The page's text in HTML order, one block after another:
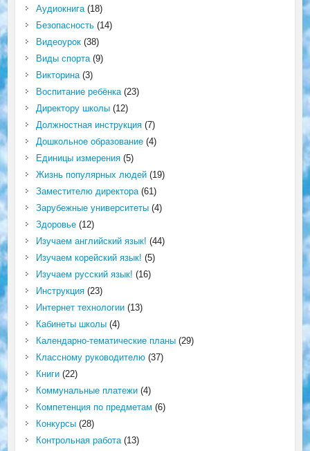
Аудиокнига(18)
Безопасность(14)
Видеоурок(38)
Виды спорта(9)
Викторина(3)
Воспитание ребёнка(23)
Директору школы(12)
Должностная инструкция(7)
Дошкольное образование(4)
Единицы измерения(5)
Жизнь популярных людей(19)
Заместителю директора(61)
Зарубежные университеты(4)
Здоровье(12)
Изучаем английский язык! (44)
Изучаем корейский язык! (5)
Изучаем русский язык! (16)
Инструкция(23)
Интернет технологии(13)
Кабинеты школы(4)
Календарно-тематические планы(29)
Классному руководителю(37)
Книги(22)
Коммунальные платежи(4)
Компетенция по предметам (6)
Конкурсы(28)
Контрольная работа(13)